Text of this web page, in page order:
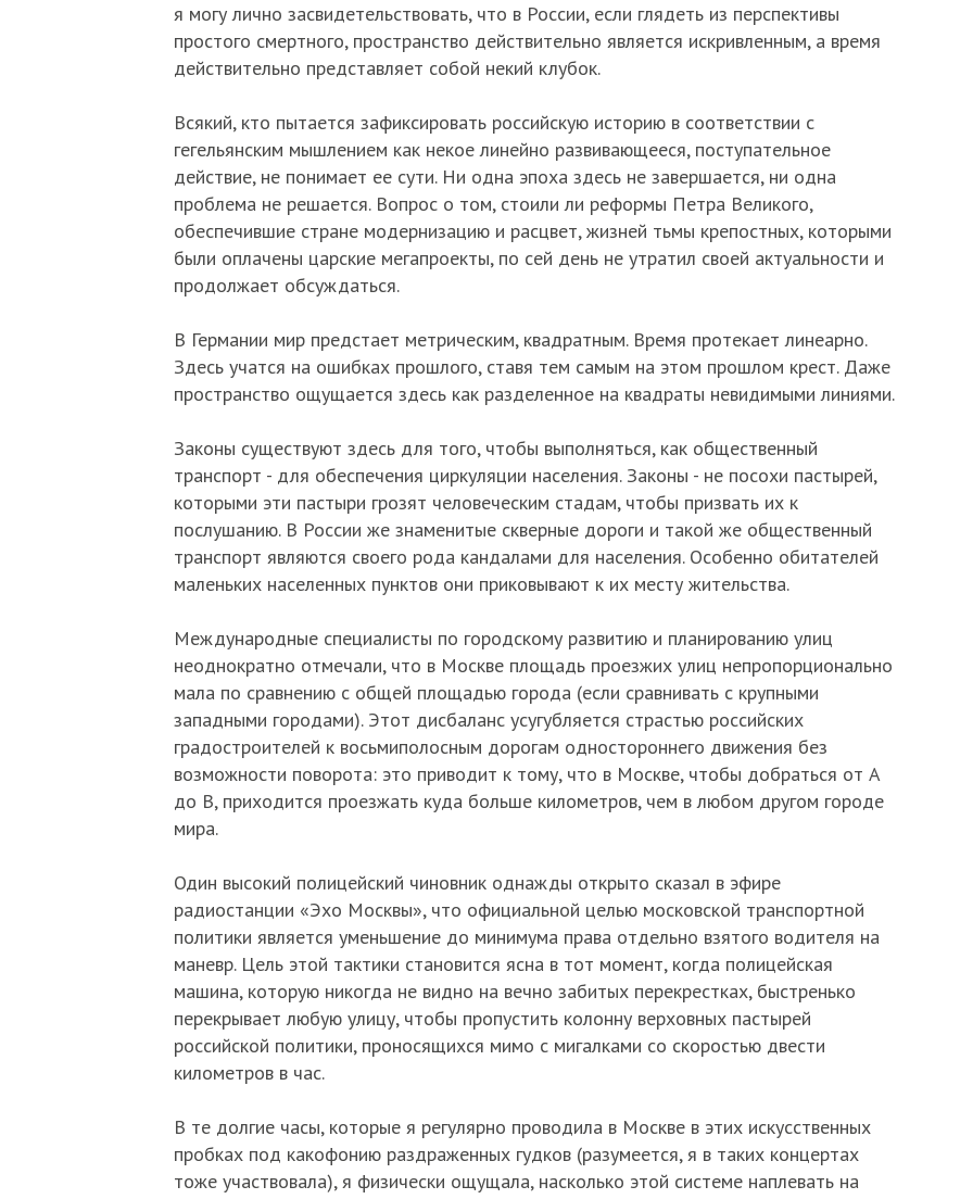
я могу лично засвидетельствовать, что в России, если глядеть из перспективы
простого смертного, пространство действительно является искривленным, а время
действительно представляет собой некий клубок.
Всякий, кто пытается зафиксировать российскую историю в соответствии с
гегельянским мышлением как некое линейно развивающееся, поступательное
действие, не понимает ее сути. Ни одна эпоха здесь не завершается, ни одна
проблема не решается. Вопрос о том, стоили ли реформы Петра Великого,
обеспечившие стране модернизацию и расцвет, жизней тьмы крепостных, которыми
были оплачены царские мегапроекты, по сей день не утратил своей актуальности и
продолжает обсуждаться.
В Германии мир предстает метрическим, квадратным. Время протекает линеарно.
Здесь учатся на ошибках прошлого, ставя тем самым на этом прошлом крест. Даже
пространство ощущается здесь как разделенное на квадраты невидимыми линиями.
Законы существуют здесь для того, чтобы выполняться, как общественный
транспорт - для обеспечения циркуляции населения. Законы - не посохи пастырей,
которыми эти пастыри грозят человеческим стадам, чтобы призвать их к
послушанию. В России же знаменитые скверные дороги и такой же общественный
транспорт являются своего рода кандалами для населения. Особенно обитателей
маленьких населенных пунктов они приковывают к их месту жительства.
Международные специалисты по городскому развитию и планированию улиц
неоднократно отмечали, что в Москве площадь проезжих улиц непропорционально
мала по сравнению с общей площадью города (если сравнивать с крупными
западными городами). Этот дисбаланс усугубляется страстью российских
градостроителей к восьмиполосным дорогам одностороннего движения без
возможности поворота: это приводит к тому, что в Москве, чтобы добраться от A
до B, приходится проезжать куда больше километров, чем в любом другом городе
мира.
Один высокий полицейский чиновник однажды открыто сказал в эфире
радиостанции «Эхо Москвы», что официальной целью московской транспортной
политики является уменьшение до минимума права отдельно взятого водителя на
маневр. Цель этой тактики становится ясна в тот момент, когда полицейская
машина, которую никогда не видно на вечно забитых перекрестках, быстренько
перекрывает любую улицу, чтобы пропустить колонну верховных пастырей
российской политики, проносящихся мимо с мигалками со скоростью двести
километров в час.
В те долгие часы, которые я регулярно проводила в Москве в этих искусственных
пробках под какофонию раздраженных гудков (разумеется, я в таких концертах
тоже участвовала), я физически ощущала, насколько этой системе наплевать на